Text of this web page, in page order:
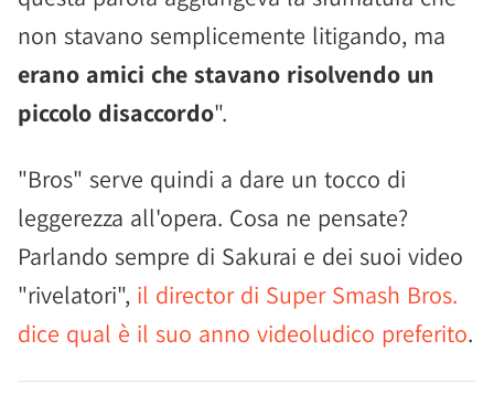
non stavano semplicemente litigando, ma
erano amici che stavano risolvendo un
piccolo disaccordo".
"Bros" serve quindi a dare un tocco di
leggerezza all'opera. Cosa ne pensate?
Parlando sempre di Sakurai e dei suoi video
"rivelatori", il director di Super Smash Bros.
dice qual è il suo anno videoludico preferito.